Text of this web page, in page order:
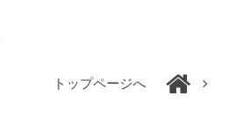
トップページへ